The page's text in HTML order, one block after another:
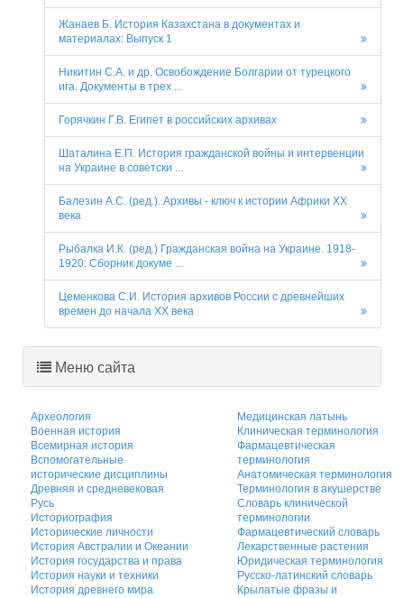
Жанаев Б. История Казахстана в документах и
материалах: Выпуск 1
Никитин С.А. и др. Освобождение Болгарии от турецкого
ига. Документы в трех ...
Горячкин Г.В. Египет в российских архивах
Шаталина Е.П. История гражданской войны и интервенции
на Украине в советски ...
Балезин А.С. (ред.). Архивы - ключ к истории Африки ХХ
века
Рыбалка И.К. (ред.) Гражданская война на Украине. 1918-
1920: Сборник докуме ...
Цеменкова С.И. История архивов России с древнейших
времен до начала XX века
Меню сайта
Археология
Военная история
Всемирная история
Вспомогательные
исторические дисциплины
Древняя и средневековая
Русь
Историография
Исторические личности
История Австралии и Океании
История государства и права
История науки и техники
История древнего мира
Медицинская латынь
Клиническая терминология
Фармацевтическая
терминология
Анатомическая терминология
Терминология в акушерстве
Словарь клинической
терминологии
Фармацевтический словарь
Лекарственные растения
Юридическая терминология
Русско-латинский словарь
Крылатые фразы и